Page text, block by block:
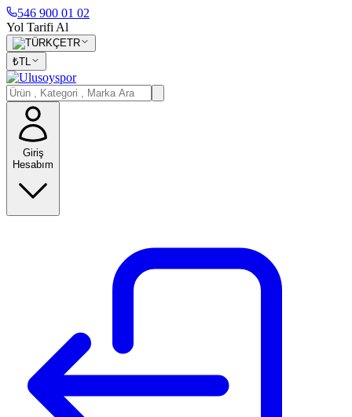
546 900 01 02
Yol Tarifi Al
TR
₺TL
Giriş
Hesabım